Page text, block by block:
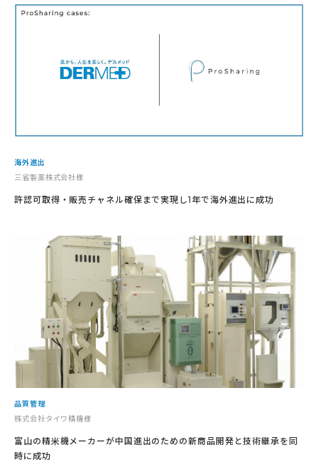
海外進出
三省製薬株式会社様
許認可取得・販売チャネル確保まで実現し1年で海外進出に成功
品質管理
株式会社タイワ精機様
富山の精米機メーカーが中国進出のための新商品開発と技術継承を同
時に成功